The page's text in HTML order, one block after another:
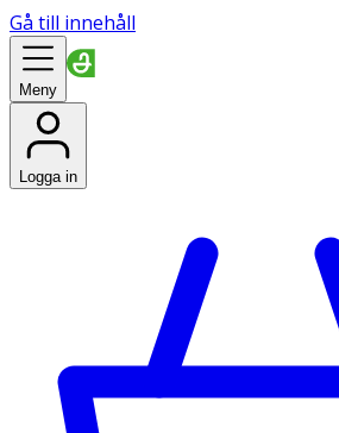
Gå till innehåll
Meny
Logga in